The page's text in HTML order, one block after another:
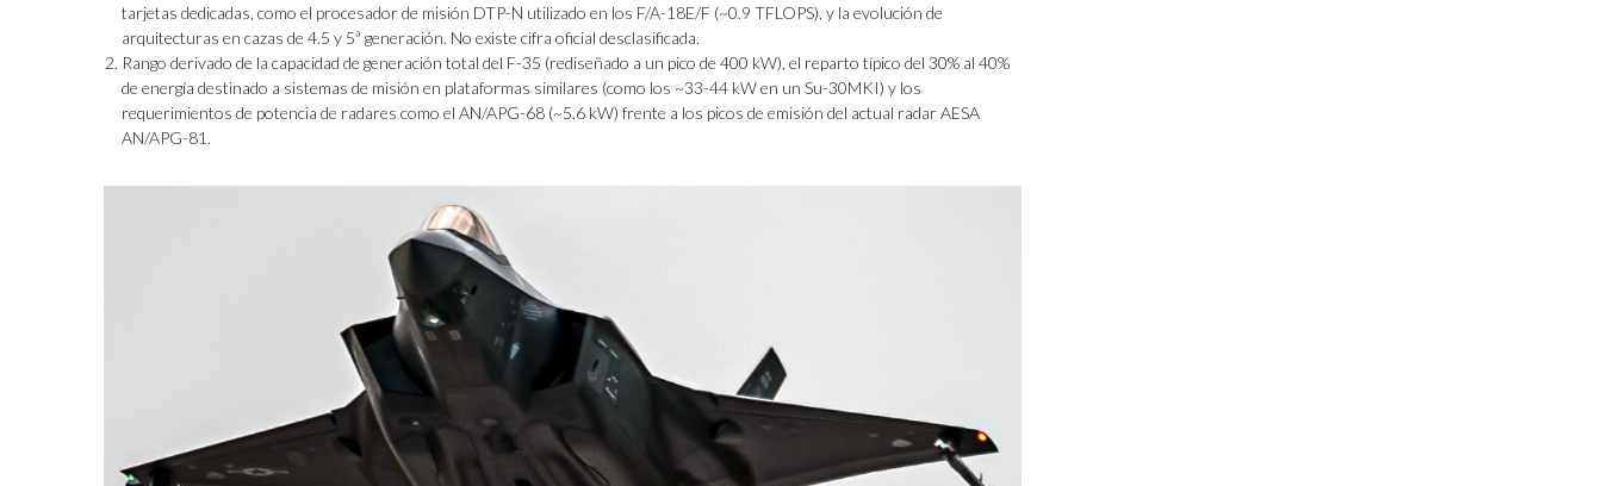
tarjetas dedicadas, como el procesador de misión DTP-N utilizado en los F/A-18E/F (~0.9 TFLOPS), y la evolución de
arquitecturas en cazas de 4.5 y 5ª generación. No existe cifra oficial desclasificada.
Rango derivado de la capacidad de generación total del F-35 (rediseñado a un pico de 400 kW), el reparto típico del 30% al 40%
de energía destinado a sistemas de misión en plataformas similares (como los ~33-44 kW en un Su-30MKI) y los
requerimientos de potencia de radares como el AN/APG-68 (~5.6 kW) frente a los picos de emisión del actual radar AESA
AN/APG-81.